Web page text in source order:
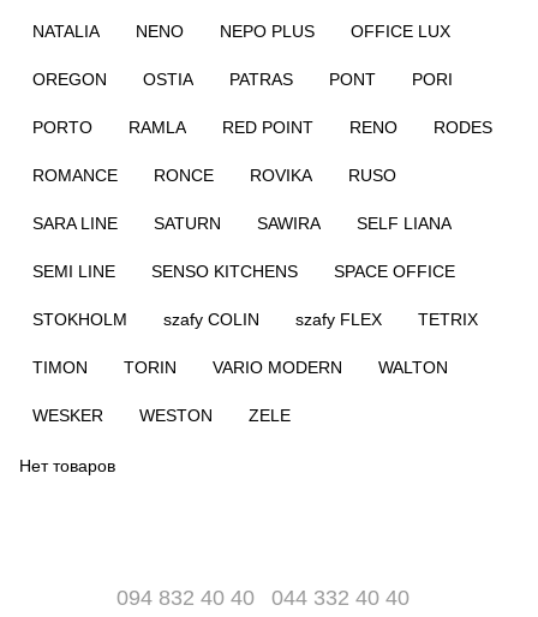
NATALIA NENO NEPO PLUS OFFICE LUX
OREGON OSTIA PATRAS PONT PORI
PORTO RAMLA RED POINT RENO RODES
ROMANCE RONCE ROVIKA RUSO
SARA LINE SATURN SAWIRA SELF LIANA
SEMI LINE SENSO KITCHENS SPACE OFFICE
STOKHOLM szafy COLIN szafy FLEX TETRIX
TIMON TORIN VARIO MODERN WALTON
WESKER WESTON ZELE
Нет товаров
094 832 40 40 044 332 40 40